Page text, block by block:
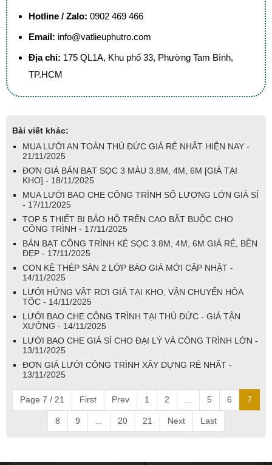
Hotline / Zalo: 0902 469 466
Email: info@vatlieuphutro.com
Địa chỉ: 175 QL1A, Khu phố 33, Phường Tam Bình,
TP.HCM
Bài viết khác:
MUA LƯỚI AN TOÀN THỦ ĐỨC GIÁ RẺ NHẤT HIỆN NAY -
21/11/2025
ĐƠN GIÁ BÁN BẠT SỌC 3 MÀU 3.8M, 4M, 6M [GIÁ TẠI
KHO] - 18/11/2025
MUA LƯỚI BAO CHE CÔNG TRÌNH SỐ LƯỢNG LỚN GIÁ SỈ
- 17/11/2025
TOP 5 THIẾT BỊ BẢO HỘ TRÊN CAO BẮT BUỘC CHO
CÔNG TRÌNH - 17/11/2025
BÁN BẠT CÔNG TRÌNH KẺ SỌC 3.8M, 4M, 6M GIÁ RẺ, BỀN
ĐẸP - 17/11/2025
CON KÊ THÉP SÀN 2 LỚP BÁO GIÁ MỚI CẬP NHẬT -
14/11/2025
LƯỚI HỨNG VẬT RƠI GIÁ TẠI KHO, VẬN CHUYỂN HỎA
TỐC - 14/11/2025
LƯỚI BAO CHE CÔNG TRÌNH TẠI THỦ ĐỨC - GIÁ TẬN
XƯỞNG - 14/11/2025
LƯỚI BAO CHE GIÁ SỈ CHO ĐẠI LÝ VÀ CÔNG TRÌNH LỚN -
13/11/2025
ĐƠN GIÁ LƯỚI CÔNG TRÌNH XÂY DỰNG RẺ NHẤT -
13/11/2025
Page 7 / 21 First Prev 1 2 5 6 7
8 9 20 21 Next Last